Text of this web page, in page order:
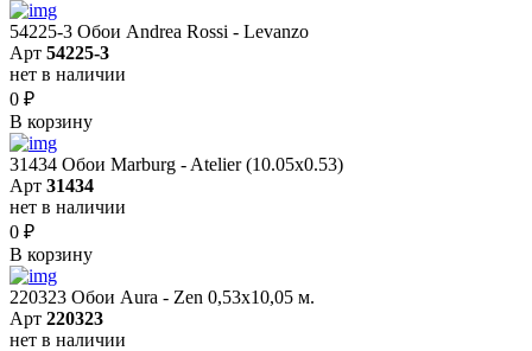
54225-3 Обои Andrea Rossi - Levanzo
Арт 54225-3
нет в наличии
0 ₽
В корзину
31434 Обои Marburg - Atelier (10.05х0.53)
Арт 31434
нет в наличии
0 ₽
В корзину
220323 Обои Aura - Zen 0,53х10,05 м.
Арт 220323
нет в наличии